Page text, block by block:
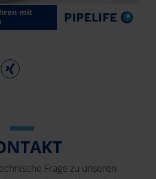
Frage zu unseren